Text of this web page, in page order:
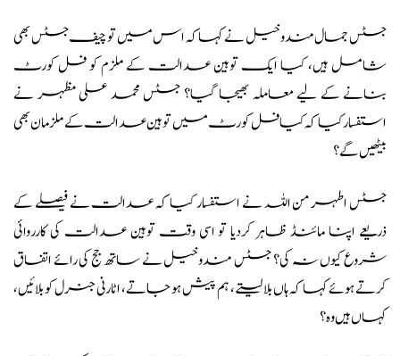
جسٹس جمال مندوخیل نے کہا کہ اس میں تو چیف جسٹس بھی
شامل ہیں، کیا ایک توہین عدالت کے ملزم کو فل کورٹ
بنانے کے لیے معاملہ بھیجا گیا؟ جسٹس محمد علی مظہر نے
استفسار کیا کہ کیا فل کورٹ میں توہین عدالت کے ملزمان بھی
بیٹھیں گے؟
جسٹس اطہر من اللہ نے استفسار کیا کہ عدالت نے فیصلے کے
ذریعے اپنا مائنڈ ظاہر کردیا تو اسی وقت توہین عدالت کی کارروائی
شروع کیوں نہ کی؟ جسٹس مندوخیل نے ساتھ جج کی رائے اتفاق
کرتے ہوئے کہا کہ ہاں بلا لیتے، ہم پیش ہو جاتے، اٹارنی جنرل کو بلائیں،
کہاں ہیں وہ؟